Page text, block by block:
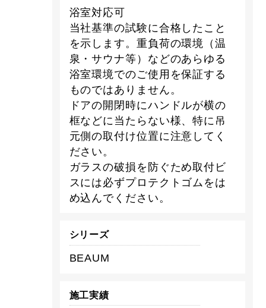
浴室対応可
当社基準の試験に合格したこと
を示します。重負荷の環境（温
泉・サウナ等）などのあらゆる
浴室環境でのご使用を保証する
ものではありません。
ドアの開閉時にハンドルが横の
框などに当たらない様、特に吊
元側の取付け位置に注意してく
ださい。
ガラスの破損を防ぐため取付ビ
スには必ずプロテクトゴムをは
め込んでください。
シリーズ
BEAUM
施工実績